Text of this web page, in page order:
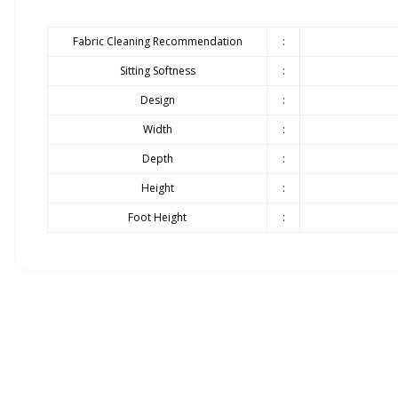
Fabric Cleaning Recommendation :
Sitting Softness
:
Design
:
Width
:
Depth
:
Height
:
Foot Height
: